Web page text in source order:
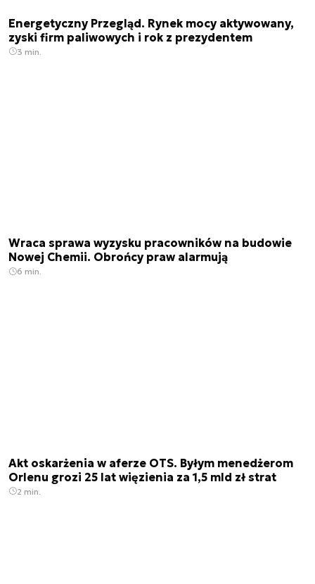
Energetyczny Przegląd. Rynek mocy aktywowany,
zyski firm paliwowych i rok z prezydentem
3 min.
Wraca sprawa wyzysku pracowników na budowie
Nowej Chemii. Obrońcy praw alarmują
6 min.
Akt oskarżenia w aferze OTS. Byłym menedżerom
Orlenu grozi 25 lat więzienia za 1,5 mld zł strat
2 min.